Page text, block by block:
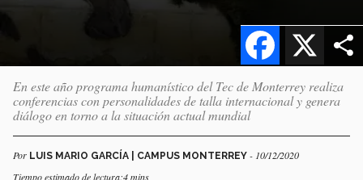
X
Facebook
En este año programa humanístico del Tec de Monterrey realiza
conferencias con personalidades de talla internacional y genera
diálogo en torno a la situación actual mundial
Por LUIS MARIO GARCÍA | CAMPUS MONTERREY - 10/12/2020
Tiempo estimado de lectura:4 mins